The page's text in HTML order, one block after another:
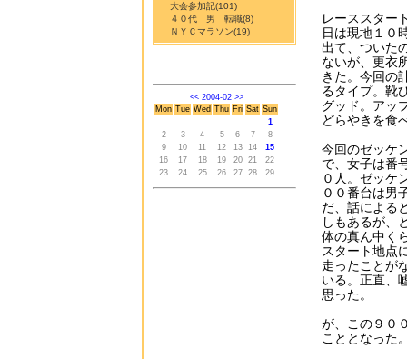
大会参加記(101)
４０代 男 転職(8)
ＮＹＣマラソン(19)
<< 2004-02 >>
Mon Tue Wed Thu Fri Sat Sun
1
2
3 4 5 6 7
8
9
10 11 12 13 14
15
16
17 18 19 20 21
22
23
24 25 26 27 28 29
レーススター
日は現地１０
出て、ついた
ないが、更衣
きた。今回の
るタイプ。靴
グッド。アッ
どらやきを食
今回のゼッケ
で、女子は番
０人。ゼッケ
００番台は男
だ、話による
しもあるが、
体の真ん中く
スタート地点
走ったことが
いる。正直、
思った。
が、この９０
こととなった